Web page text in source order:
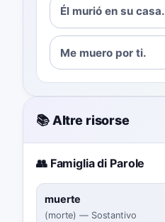
Él murió en su casa.
Me muero por ti.
📚 Altre risorse
👥 Famiglia di Parole
muerte
(morte) — Sostantivo